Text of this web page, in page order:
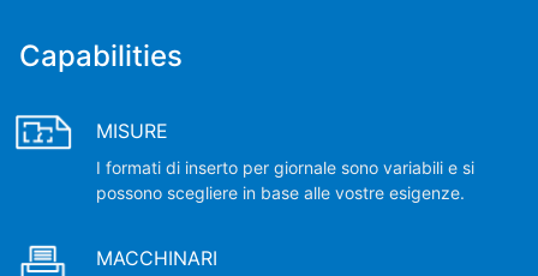
Capabilities
MISURE
I formati di inserto per giornale sono variabili e si
possono scegliere in base alle vostre esigenze.
MACCHINARI